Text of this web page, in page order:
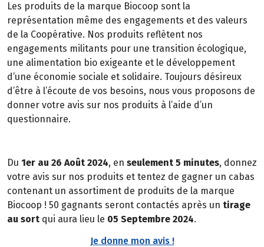
Les produits de la marque Biocoop sont la
représentation même des engagements et des valeurs
de la Coopérative. Nos produits reflètent nos
engagements militants pour une transition écologique,
une alimentation bio exigeante et le développement
d’une économie sociale et solidaire. Toujours désireux
d’être à l’écoute de vos besoins, nous vous proposons de
donner votre avis sur nos produits à l’aide d’un
questionnaire.
Du 1er au 26 Août 2024, en seulement 5 minutes, donnez
votre avis sur nos produits et tentez de gagner un cabas
contenant un assortiment de produits de la marque
Biocoop ! 50 gagnants seront contactés après un tirage
au sort qui aura lieu le 05 Septembre 2024.
Je donne mon avis !